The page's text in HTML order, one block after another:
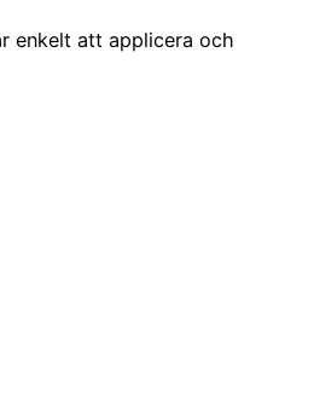
enkelt att applicera och